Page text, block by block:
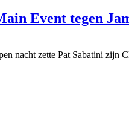
Event tegen
nacht zette Pat Sabatini zijn